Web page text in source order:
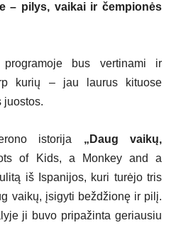
– pilys, vaikai ir čempionės
programoje bus vertinami ir
kurių – jau laurus kituose
juostos.
istorija „Daug vaikų,
of Kids, a Monkey and a
iš Ispanijos, kuri turėjo tris
vaikų, įsigyti beždžionę ir pilį.
ji buvo pripažinta geriausiu